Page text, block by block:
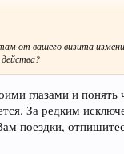
от вашего визита
глазами и
За редким
поездки,